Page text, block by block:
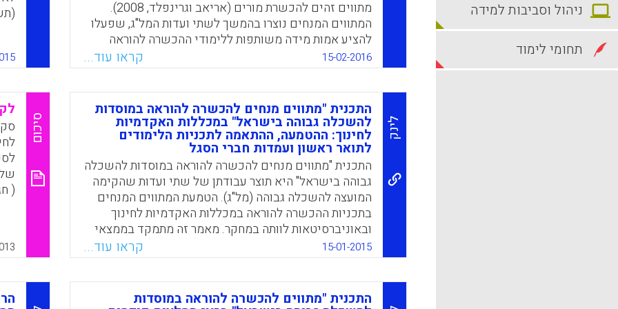
מתווים זהים להכשרת מורים (אריאב וגרינפלד, 2008).
המתווים המנחים נוצרו בהמשך לשתי ועדות המל"ג, שפעלו
להציע אמות מידה משותפות ללימודי ההכשרה להוראה
במכללות ובאוניברסיטאות. מאמר זה בוחן את תהליך הטמעת
המתווים המנחים בתכניות ההכשרה, המכשירות אקדמאים
(סטודנטים בעלי תואר ראשון לפחות) להוראה בבתי הספר
במכללות ובאוניברסיטאות, את מידת ההלימה שלהם
לתכניות הלימודים ואת עמדות בעלי התפקידים כלפיהן.
המחקר מניח, שלאוניברסיטאות מאפיינים בסיסיים,
שעשויים להשפיע על יישום שונה של המתווים בהשוואה
למכללות (רוני לידור, נעמי פייגין, רחל טלמור, ברברה פרסקו,
חגי קופרמינץ).
WhatsApp
Facebook
Email
X
15-02-2016 קראו עוד...
לינק
התכנית "מתווים מנחים להכשרה להוראה במוסדות
להשכלה גבוהה בישראל" במכללות האקדמיות
לחינוך: ההטמעה, ההתאמה לתכניות הלימודים
לתואר ראשון ועמדות חברי הסגל
התכנית "מתווים מנחים להכשרה להוראה במוסדות להשכלה
גבוהה בישראל" היא תוצר עבודתן של שתי ועדות שהקימה
המועצה להשכלה גבוהה (מל"ג). הטמעת המתווים המנחים
בתכניות ההכשרה להוראה במכללות האקדמיות לחינוך
ובאוניברסיטאות לוותה במחקר. מאמר זה מתמקד בממצאי
המחקר על אודות אופן הטמעת המתווים המנחים בתכניות
הלימודים לתואר ראשון (.B.Ed) במכללות האקדמיות לחינוך
(רוני לידור, נעמי פייגין, ברברה פרסקו, רחל טלמור, חגי
קופרמינץ).
15-01-2015 קראו עוד...
סיכום
(
התכנית "מתווים להכשרה להוראה במוסדות
ניהול וסביבות למידה
תחומי לימוד